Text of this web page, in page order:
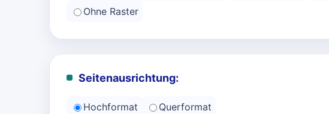
Ohne Raster
Seitenausrichtung:
Hochformat Querformat